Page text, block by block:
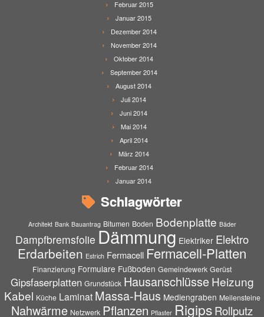
Februar 2015
Januar 2015
Dezember 2014
November 2014
Oktober 2014
September 2014
August 2014
Juli 2014
Juni 2014
Mai 2014
April 2014
März 2014
Februar 2014
Januar 2014
Schlagwörter
Architekt Bank Bauantrag Bitumen Boden Bodenplatte Bäder
Dampfbremsfolie Dämmung Elektriker Elektro
Erdarbeiten Estrich Fermacell Fermacell-Platten
Finanzierung Formulare Fußboden Gemeindewerk Gerüst
Gipsfaserplatten Grundstück Hausanschlüsse Heizung
Kabel Küche Laminat Massa-Haus Mediengraben Meilensteine
Nahwärme Netzwerk Pflanzen Pflaster RigipsRollputz